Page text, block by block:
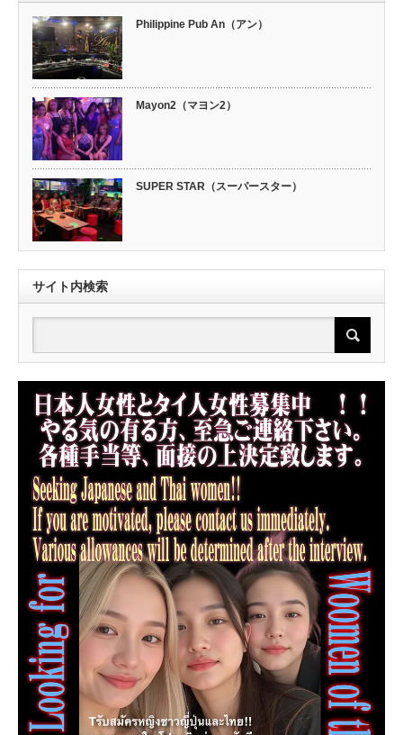
Philippine Pub An（アン）
Mayon2（マヨン2）
SUPER STAR（スーパースター）
サイト内検索